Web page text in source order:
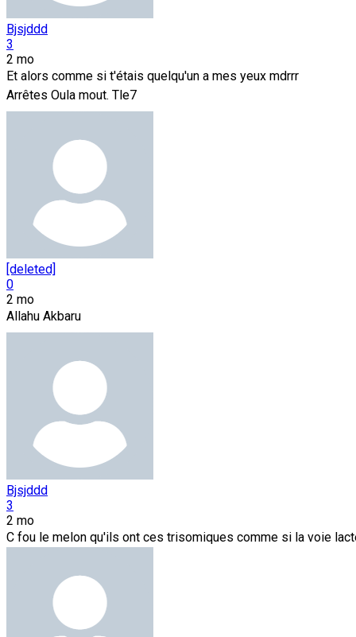
Bjsjddd
3
2 mo
Et alors comme si t'étais quelqu'un a mes yeux mdrrr
Arrêtes Oula mout. Tle7
[deleted]
0
2 mo
Allahu Akbaru
Bjsjddd
3
2 mo
C fou le melon qu'ils ont ces trisomiques comme si la voie